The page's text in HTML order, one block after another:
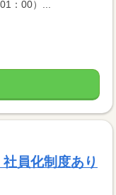
：00）...
員化制度あり